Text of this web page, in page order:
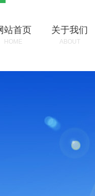
站首页
HOME
关于我们
ABOUT